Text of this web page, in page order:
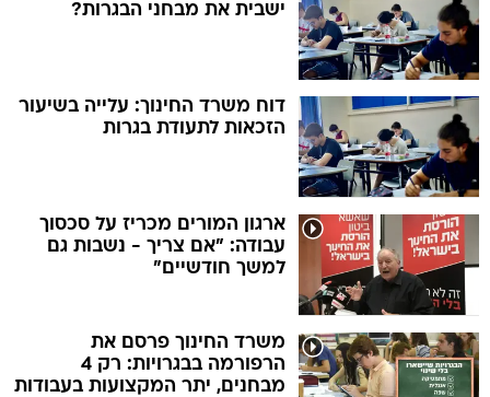
ישבית את מבחני הבגרות?
דוח משרד החינוך: עלייה בשיעור
הזכאות לתעודת בגרות
ארגון המורים מכריז על סכסוך
עבודה: "אם צריך - נשבות גם
למשך חודשיים"
משרד החינוך פרסם את
הרפורמה בבגרויות: רק 4
מבחנים, יתר המקצועות בעבודות